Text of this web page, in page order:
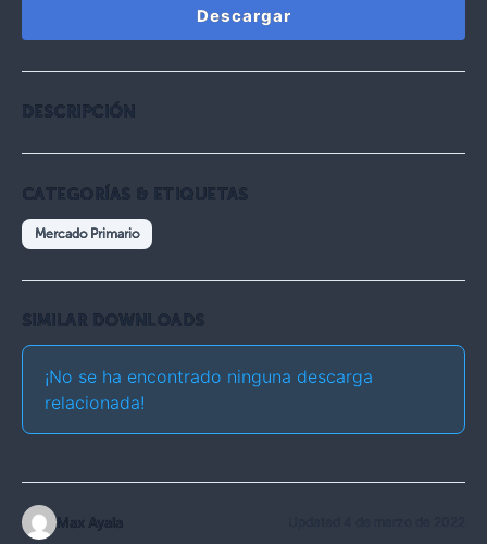
Descargar
DESCRIPCIÓN
CATEGORÍAS & ETIQUETAS
Mercado Primario
SIMILAR DOWNLOADS
¡No se ha encontrado ninguna descarga
relacionada!
Max Ayala